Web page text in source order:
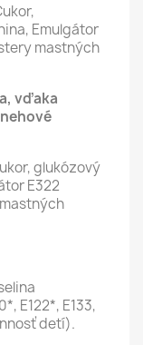
Emulgátor
mastných
vďaka
glukózový
E322
E122*, E133,
detí).